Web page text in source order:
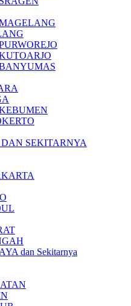
SEKITARNYA
dan Sekitarnya